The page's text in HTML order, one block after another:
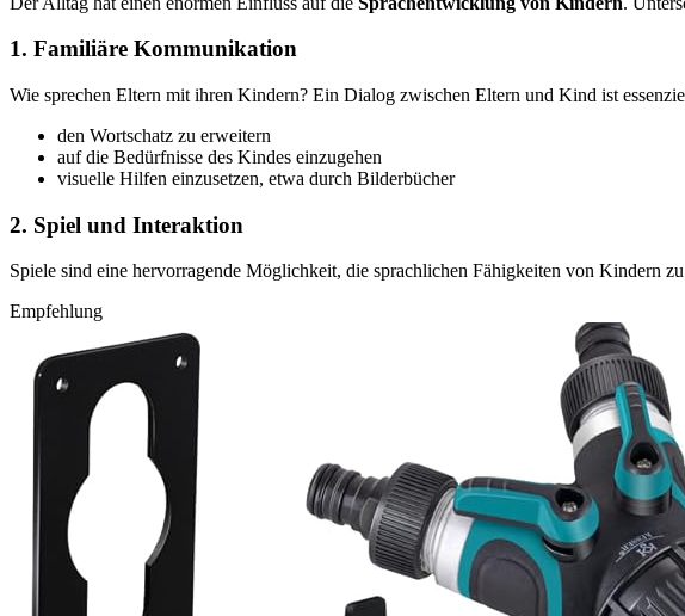
1. Familiäre Kommunikation
Wie sprechen Eltern mit ihren Kindern? Ein Dialog zwischen Eltern und Kind ist
den Wortschatz zu erweitern
auf die Bedürfnisse des Kindes einzugehen
visuelle Hilfen einzusetzen, etwa durch Bilderbücher
2. Spiel und Interaktion
Spiele sind eine hervorragende Möglichkeit, die sprachlichen Fähigkeiten von Kindern
Empfehlung